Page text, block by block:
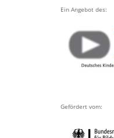
Ein Angebot des:
Gefördert vom: